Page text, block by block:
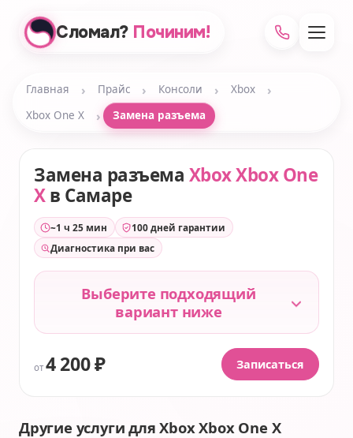
Сломал? Починим!
Главная › Прайс › Консоли › Xbox ›
Xbox One X › Замена разъема
Замена разъема Xbox Xbox One
Xв Самаре
~1 ч 25 мин
100 дней гарантии
Диагностика при вас
Выберите подходящий
вариант ниже
от 4 200 ₽ Записаться
Другие услуги для Xbox Xbox One X